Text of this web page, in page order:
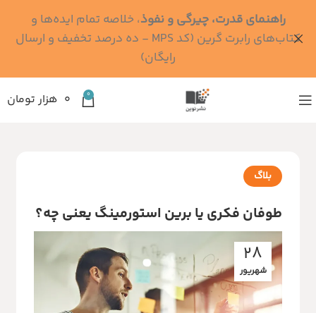
0 ۰ هزار تومان
بلاگ
طوفان فکری یا برین استورمینگ یعنی چه؟
28
شهریور
راهنمای قدرت، چیرگی و نفوذ، خلاصه تمام ایده‌ها و
کتاب‌های رابرت گرین (کد MPS - ده درصد تخفیف و ارسال
رایگان)